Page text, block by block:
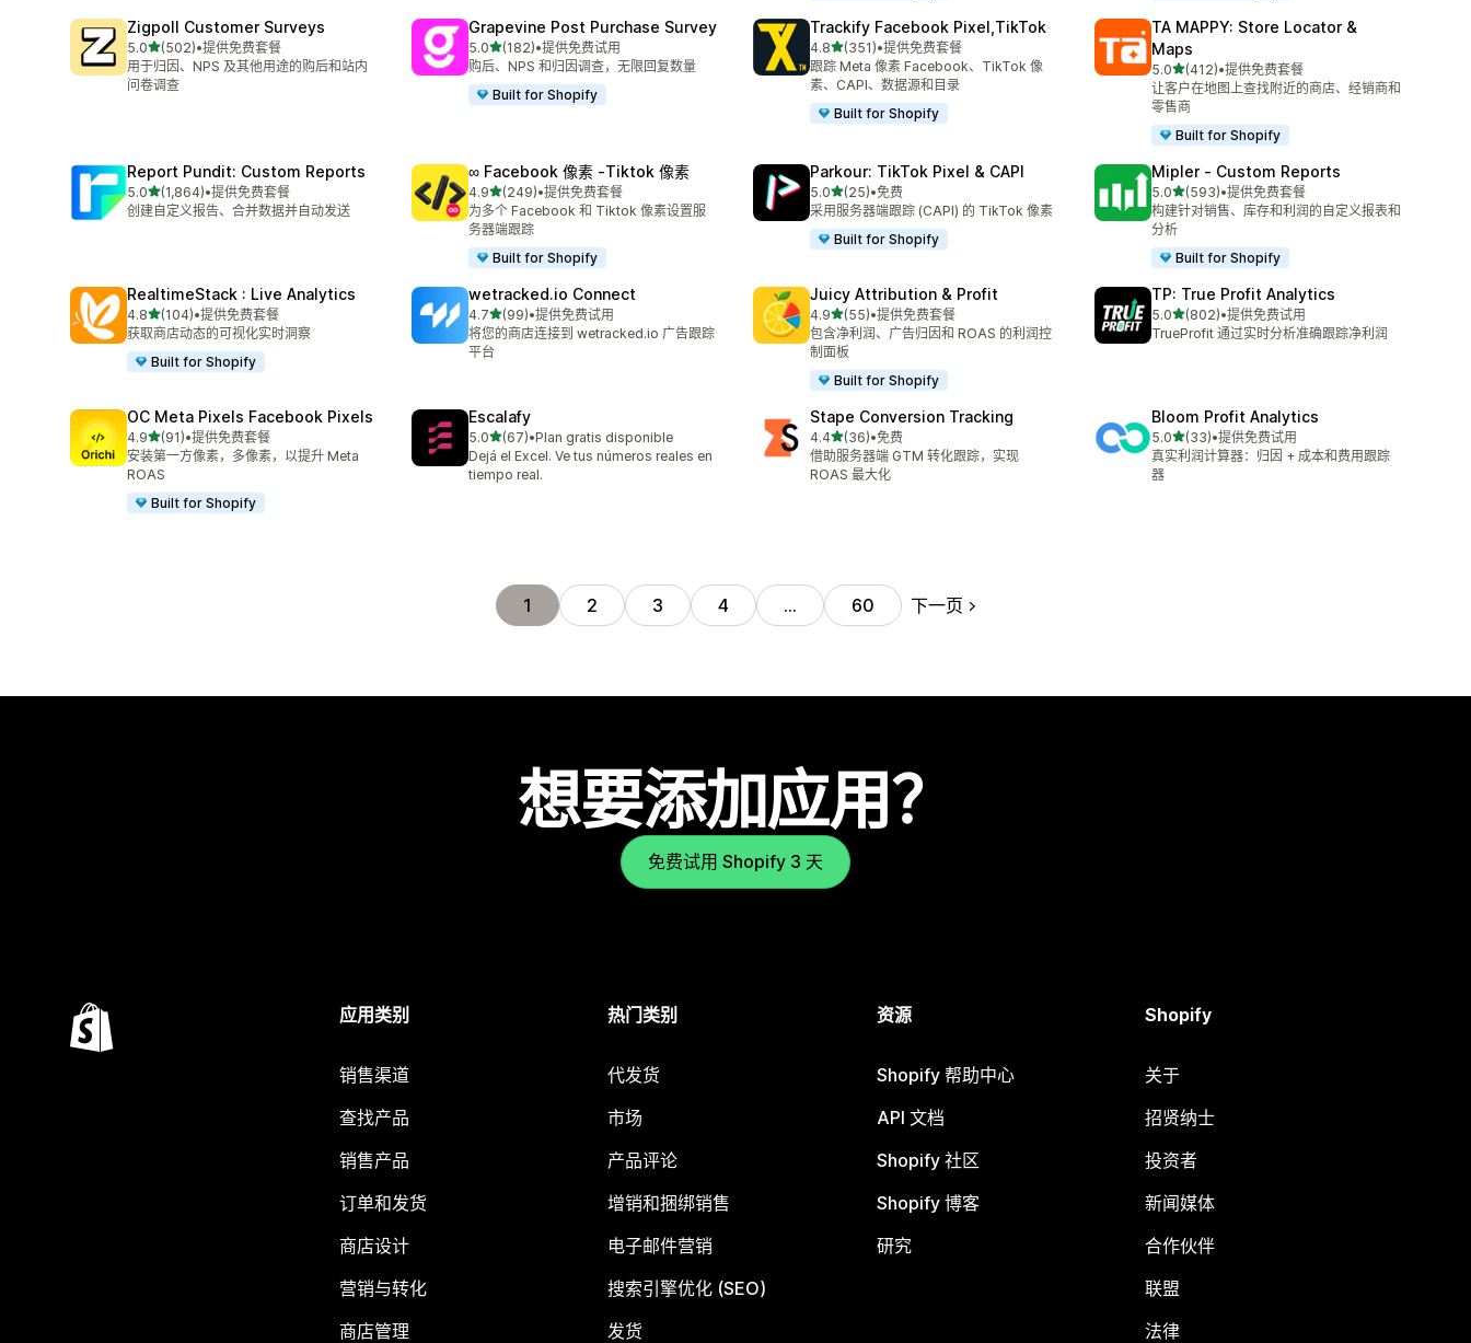
Zigpoll Customer Surveys
5.0星（满分 5 星）
(502)
总共 502 条评论
•提供免费套餐
用于归因、NPS 及其他用途的购后和站内
问卷调查
Grapevine Post Purchase Survey
5.0星（满分 5 星）
(182)
总共 182 条评论
•提供免费试用
购后、NPS 和归因调查，无限回复数量
Built for Shopify
Trackify Facebook Pixel,TikTok
4.8星（满分 5 星）
(351)
总共 351 条评论
•提供免费套餐
跟踪 Meta 像素 Facebook、TikTok 像
素、CAPI、数据源和目录
Built for Shopify
TA MAPPY: Store Locator &
Maps
5.0星（满分 5 星）
(412)
总共 412 条评论
•提供免费套餐
让客户在地图上查找附近的商店、经销商和
零售商
Built for Shopify
Report Pundit: Custom Reports
5.0星（满分 5 星）
(1,864)
总共 1864 条评论
•提供免费套餐
创建自定义报告、合并数据并自动发送
∞ Facebook 像素 ‑Tiktok 像素
4.9星（满分 5 星）
(249)
总共 249 条评论
•提供免费套餐
为多个 Facebook 和 Tiktok 像素设置服
务器端跟踪
Built for Shopify
Parkour: TikTok Pixel & CAPI
5.0星（满分 5 星）
(25)
总共 25 条评论
•免费
采用服务器端跟踪 (CAPI) 的 TikTok 像素
Built for Shopify
Mipler ‑ Custom Reports
5.0星（满分 5 星）
(593)
总共 593 条评论
•提供免费套餐
构建针对销售、库存和利润的自定义报表和
分析
Built for Shopify
RealtimeStack : Live Analytics
4.8星（满分 5 星）
(104)
总共 104 条评论
•提供免费套餐
获取商店动态的可视化实时洞察
Built for Shopify
wetracked.io Connect
4.7星（满分 5 星）
(99)
总共 99 条评论
•提供免费试用
将您的商店连接到 wetracked.io 广告跟踪
平台
Juicy Attribution & Profit
4.9星（满分 5 星）
(55)
总共 55 条评论
•提供免费套餐
包含净利润、广告归因和 ROAS 的利润控
制面板
Built for Shopify
TP: True Profit Analytics
5.0星（满分 5 星）
(802)
总共 802 条评论
•提供免费试用
TrueProfit 通过实时分析准确跟踪净利润
OC Meta Pixels Facebook Pixels
4.9星（满分 5 星）
(91)
总共 91 条评论
•提供免费套餐
安装第一方像素，多像素，以提升 Meta
ROAS
Built for Shopify
Escalafy
5.0星（满分 5 星）
(67)
总共 67 条评论
•Plan gratis disponible
Dejá el Excel. Ve tus números reales en
tiempo real.
Stape Conversion Tracking
4.4星（满分 5 星）
(36)
总共 36 条评论
•免费
借助服务器端 GTM 转化跟踪，实现
ROAS 最大化
Bloom Profit Analytics
5.0星（满分 5 星）
(33)
总共 33 条评论
•提供免费试用
真实利润计算器：归因 + 成本和费用跟踪
器
1 2 3 4 … 60 下一页
想要添加应用？
免费试用 Shopify 3 天
应用类别
销售渠道
查找产品
销售产品
订单和发货
商店设计
营销与转化
商店管理
热门类别
代发货
市场
产品评论
增销和捆绑销售
电子邮件营销
搜索引擎优化 (SEO)
发货
资源
Shopify 帮助中心
API 文档
Shopify 社区
Shopify 博客
研究
Shopify
关于
招贤纳士
投资者
新闻媒体
合作伙伴
联盟
法律